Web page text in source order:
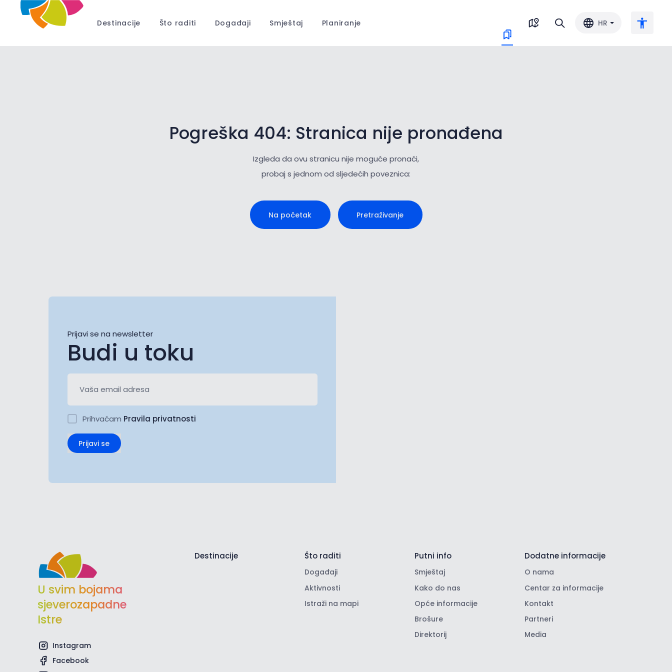
Destinacije Što raditi Događaji Smještaj Planiranje HR
Pogreška 404: Stranica nije pronađena
Izgleda da ovu stranicu nije moguće pronaći,
probaj s jednom od sljedećih poveznica:
Na početak Pretraživanje
Prijavi se na newsletter
Budi u toku
Prihvaćam Pravila privatnosti
Prijavi se
U svim bojama
sjeverozapadne
Istre
Instagram
Facebook
Destinacije Što raditi
Događaji
Aktivnosti
Istraži na mapi
Putni info
Smještaj
Kako do nas
Opće informacije
Brošure
Direktorij
Dodatne informacije
O nama
Centar za informacije
Kontakt
Partneri
Media